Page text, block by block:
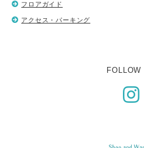
フロアガイド
アクセス・パーキング
FOLLOW